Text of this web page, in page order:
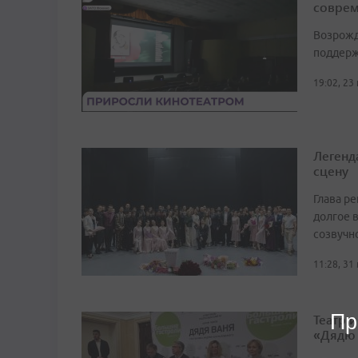
19:02,
сцену
Глава
долгое
11:28, 31
Театр
«Дядю